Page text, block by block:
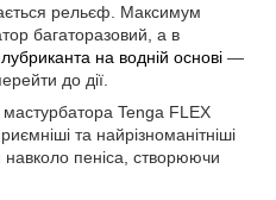
рельєф. Максимум
багаторазовий, а в
лубриканта на водній основі —
до дії.
мастурбатора Tenga FLEX
та найрізноманітніші
навколо пеніса, створюючи